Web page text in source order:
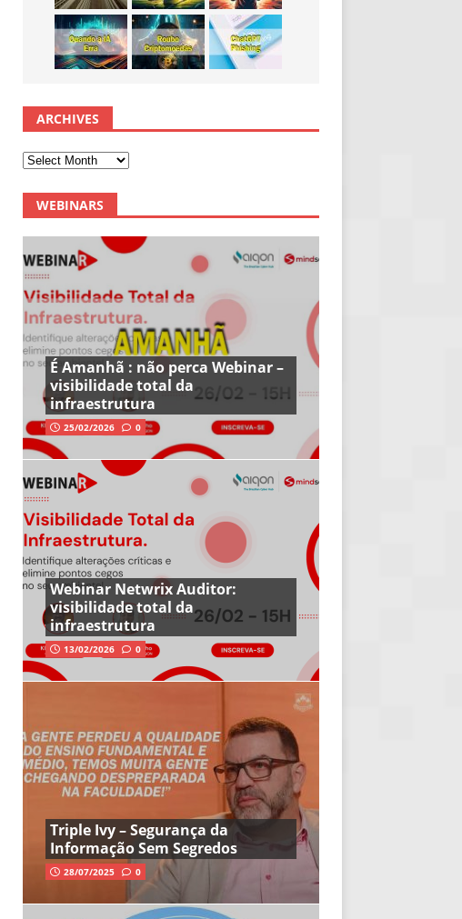
ARCHIVES
WEBINARS
É Amanhã : não perca Webinar –
visibilidade total da
infraestrutura
25/02/2026 0
Webinar Netwrix Auditor:
visibilidade total da
infraestrutura
13/02/2026 0
Triple Ivy – Segurança da
Informação Sem Segredos
28/07/2025 0